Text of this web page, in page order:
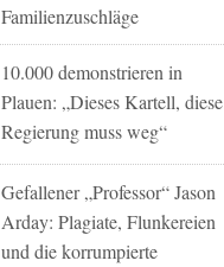
Familienzuschläge
10.000 demonstrieren in
Plauen: „Dieses Kartell, diese
Regierung muss weg“
Gefallener „Professor“ Jason
Arday: Plagiate, Flunkereien
und die korrumpierte